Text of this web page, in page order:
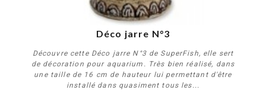
Déco jarre N°3
Découvre cette Déco jarre N°3 de SuperFish, elle sert
de décoration pour aquarium. Très bien réalisé, dans
une taille de 16 cm de hauteur lui permettant d'être
installé dans quasiment tous les...